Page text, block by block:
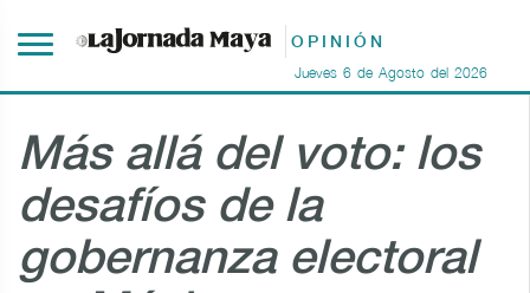
OPINIÓN
Jueves 6 de Agosto del 2026
Más allá del voto: los
desafíos de la
gobernanza electoral